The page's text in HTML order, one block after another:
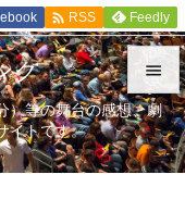


メニュ

 RSS Feedly
ク
）等の舞台の感想、劇
イトです。